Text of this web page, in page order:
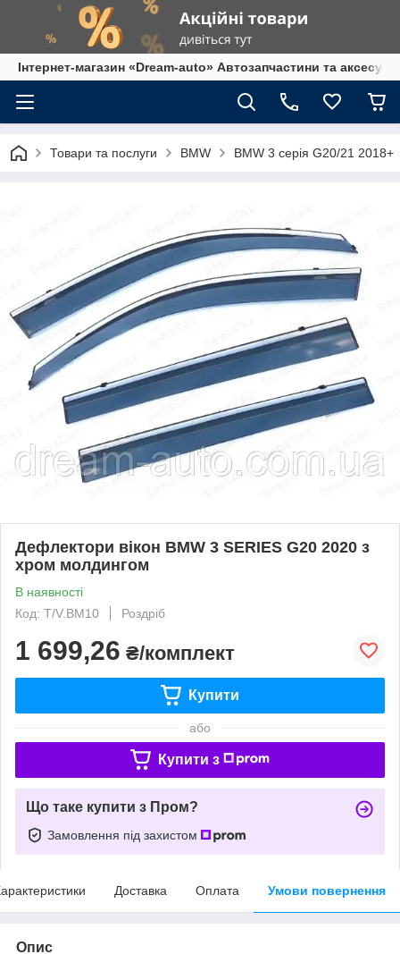
Інтернет-магазин «Dream-auto» Автозапчастини та
Товари та послуги BMW BMW 3 серія G20/21 2018+
Дефлектори вікон BMW 3 SERIES G20 2020 з
хром молдингом
В наявності
Код: T/V.BM10
Роздріб
1 699,26 ₴/комплект
Купити
або
Купити з
Що таке купити з Пром?
Замовлення під захистом
Доставка Оплата Умови повернення
Опис